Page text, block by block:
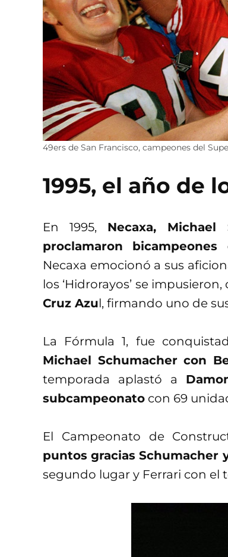
49ers de San Francisco, campeones del
1995, el año de
En 1995,Necaxa, Michael
proclamaron
Necaxa emocionó a sus
los ‘Hidrorayos’ se
Cruz Azul, firmando uno de
La Fórmula 1, fue
Michael Schumacher con
temporada aplastó a
subcampeonato con 69
El Campeonato de
puntos gracias Schumacher
segundo lugar y Ferrari con el